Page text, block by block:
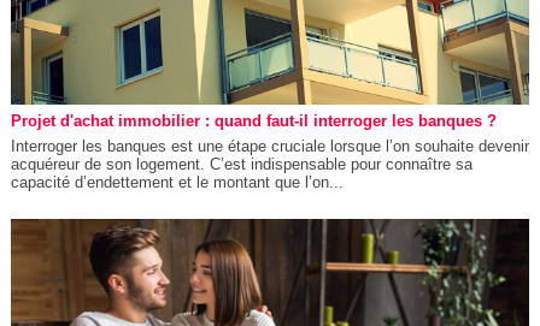
Projet d'achat immobilier : quand faut-il interroger les banques ?
Interroger les banques est une étape cruciale lorsque l’on souhaite devenir
acquéreur de son logement. C’est indispensable pour connaître sa
capacité d’endettement et le montant que l’on...